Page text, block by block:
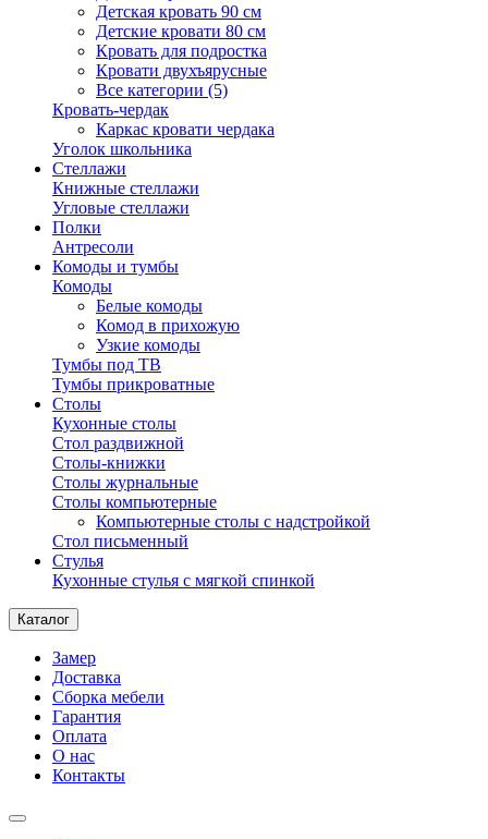
Детская кровать 90 см
Детские кровати 80 см
Кровать для подростка
Кровати двухъярусные
Все категории (5)
Кровать-чердак
Каркас кровати чердака
Уголок школьника
Стеллажи
Книжные стеллажи
Угловые стеллажи
Полки
Антресоли
Комоды и тумбы
Комоды
Белые комоды
Комод в прихожую
Узкие комоды
Тумбы под ТВ
Тумбы прикроватные
Столы
Кухонные столы
Стол раздвижной
Столы-книжки
Столы журнальные
Столы компьютерные
Компьютерные столы с надстройкой
Стол письменный
Стулья
Кухонные стулья с мягкой спинкой
Каталог
Замер
Доставка
Сборка мебели
Гарантия
Оплата
О нас
Контакты